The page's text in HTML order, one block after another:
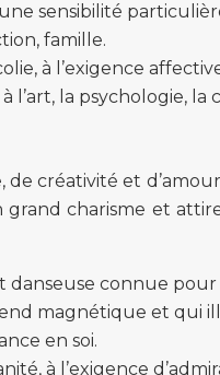
sensibilité
famille.
à l’exigence
l’art, la psychologie, la
créativité et
grand charisme et
connue
magnétique et qui
en soi.
à l’exigence